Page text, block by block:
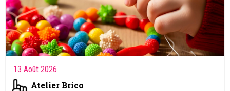
13 Août 2026
Atelier Brico